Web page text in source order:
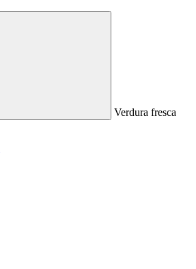
Verdura fresca